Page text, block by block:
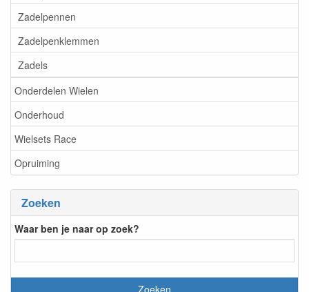
Zadelpennen
Zadelpenklemmen
Zadels
Onderdelen Wielen
Onderhoud
Wielsets Race
Opruiming
Zoeken
Waar ben je naar op zoek?